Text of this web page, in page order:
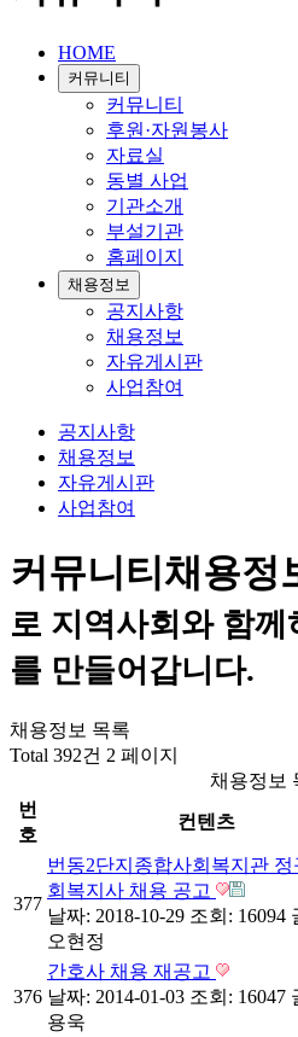
HOME
커뮤니티
커뮤니티
후원·자원봉사
자료실
동별 사업
기관소개
부설기관
홈페이지
채용정보
공지사항
채용정보
자유게시판
사업참여
공지사항
채용정보
자유게시판
사업참여
커뮤니티채용정
로 지역사회와 함께
를 만들어갑니다.
채용정보 목록
Total 392건 2 페이지
채용정보
번
호
컨텐츠
377
번동2단지종합사회복지관 정
회복지사 채용 공고
날짜: 2018-10-29 조회: 16094
오현정
376
간호사 채용 재공고
날짜: 2014-01-03 조회: 16047
용욱